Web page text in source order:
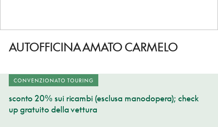
AUTOFFICINA AMATO CARMELO
CONVENZIONATO TOURING
sconto 20% sui ricambi (esclusa manodopera); check
up gratuito della vettura